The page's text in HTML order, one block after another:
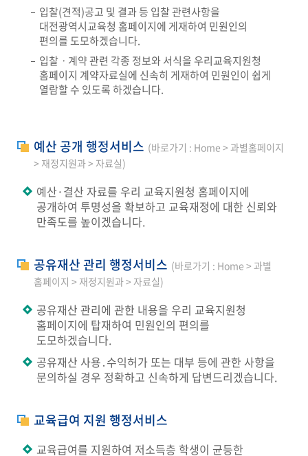
입찰(견적)공고 및 결과 등 입찰 관련사항을
대전광역시교육청 홈페이지에 게재하여 민원인의
편의를 도모하겠습니다.
입찰ㆍ계약 관련 각종 정보와 서식을 우리교육지원청
홈페이지 계약자료실에 신속히 게재하여 민원인이 쉽게
열람할 수 있도록 하겠습니다.
예산 공개 행정서비스 (바로가기 : Home > 과별홈페이지
> 재정지원과 > 자료실)
예산·결산 자료를 우리 교육지원청 홈페이지에
공개하여 투명성을 확보하고 교육재정에 대한 신뢰와
만족도를 높이겠습니다.
공유재산 관리 행정서비스 (바로가기 : Home > 과별
홈페이지 > 재정지원과 > 자료실)
공유재산 관리에 관한 내용을 우리 교육지원청
홈페이지에 탑재하여 민원인의 편의를
도모하겠습니다.
공유재산 사용․수익허가 또는 대부 등에 관한 사항을
문의하실 경우 정확하고 신속하게 답변드리겠습니다.
교육급여 지원 행정서비스
교육급여를 지원하여 저소득층 학생이 균등한